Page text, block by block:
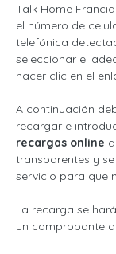
Talk Home
el número de
telefónica
seleccionar el
hacer clic en el
A continuación
recargar e
recargas online
transparentes y
servicio para que
La recarga se
un comprobante